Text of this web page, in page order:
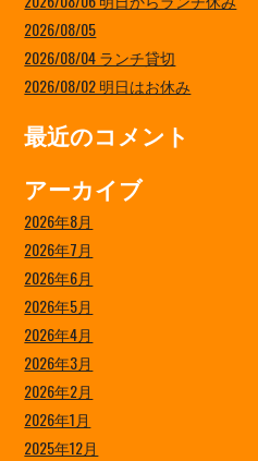
2026/08/05
2026/08/04 ランチ貸切
2026/08/02 明日はお休み
最近のコメント
アーカイブ
2026年8月
2026年7月
2026年6月
2026年5月
2026年4月
2026年3月
2026年2月
2026年1月
2025年12月